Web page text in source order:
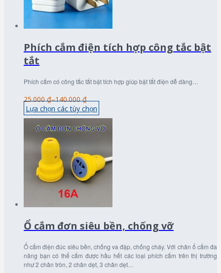
Phích cắm điện tích hợp công tắc bật
tắt
Phích cắm có công tắc tắt bật tích hợp giúp bật tắt điện dễ dàng…
25.000 ₫–140.000 ₫
Lựa chọn các tùy chọn
Ổ cắm đơn siêu bền, chống vỡ
Ổ cắm điện đúc siêu bền, chống va đập, chống cháy. Với chân ổ cắm đa
năng bạn có thể cắm được hầu hết các loại phích cắm trên thị trường
như 2 chân tròn, 2 chân dẹt, 3 chân dẹt…